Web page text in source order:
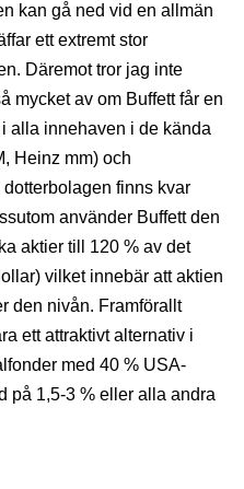
kan gå ned vid en allmän
ett extremt stor
Däremot tror jag inte
mycket av om Buffett får en
alla innehaven i de kända
Heinz mm) och
finns kvar
använder Buffett den
aktier till 120 % av det
vilket innebär att aktien
den nivån. Framförallt
ett attraktivt alternativ i
med 40 % USA-
på 1,5-3 % eller alla andra